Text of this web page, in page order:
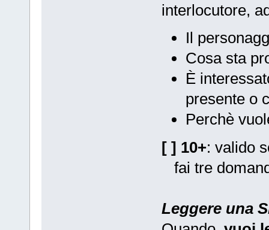
interlocutore,
Il
Cosa sta
È
presente o
Perchè
[ ] 10+: valido
fai tre
Leggere una